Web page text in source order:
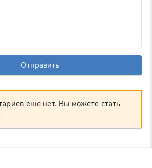
Отправить
еще нет. Вы можете стать